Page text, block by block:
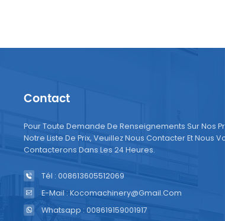
Contact
Pour Toute Demande De Renseignements Sur Nos
Notre Liste De Prix, Veuillez Nous Contacter Et Nous
Contacterons Dans Les 24 Heures.
Tél : 008613605512069
E-Mail : Kocomachinery@gmail.com
Whatsapp : 008619159001917